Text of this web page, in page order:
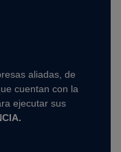
aliadas, de
cuentan con la
ejecutar sus